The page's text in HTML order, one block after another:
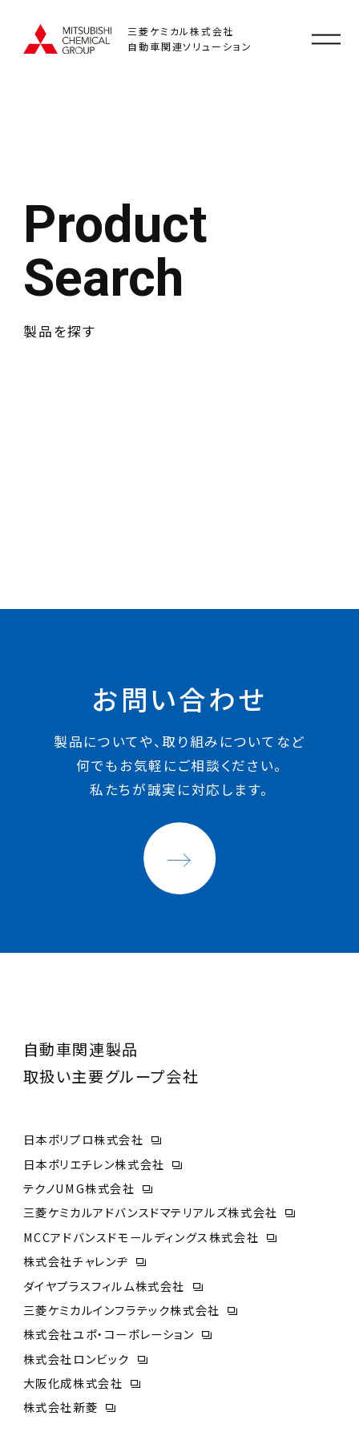
三菱ケミカル株式会社
自動車関連ソリューション
Product
Search
製品を探す
お問い合わせ
製品についてや、取り組みについてなど
何でもお気軽にご相談ください。
私たちが誠実に対応します。
自動車関連製品
取扱い主要グループ会社
日本ポリプロ株式会社
MCCアドバンスドモールディングス株式会社
三菱ケミカルアドバンスドマテリアルズ株式会社
株式会社チャレンヂ
ダイヤプラスフィルム株式会社
三菱ケミカルインフラテック株式会社
株式会社ユポ・コーポレーション
株式会社ロンビック
大阪化成株式会社
株式会社新菱
テクノUMG株式会社
日本ポリエチレン株式会社